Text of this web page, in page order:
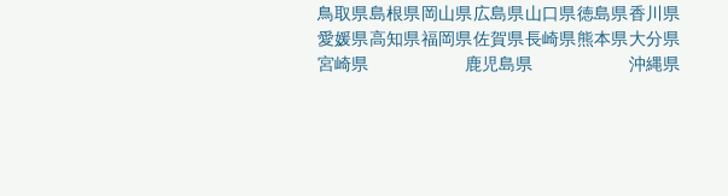
鳥取県島根県岡山県広島県山口県徳島県香川県
愛媛県高知県福岡県佐賀県長崎県熊本県大分県
宮崎県
鹿児島県 沖縄県